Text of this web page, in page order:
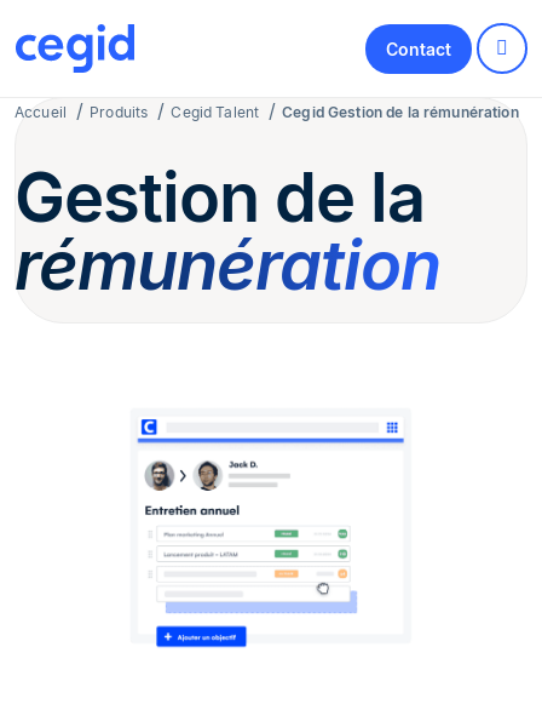
Contact
Accueil Produits Cegid Talent Cegid Gestion de la rémunération
Gestion de la
rémunération